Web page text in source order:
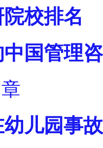
校排名
国管理
儿园事